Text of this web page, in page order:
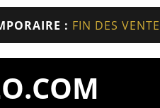
: FIN DES